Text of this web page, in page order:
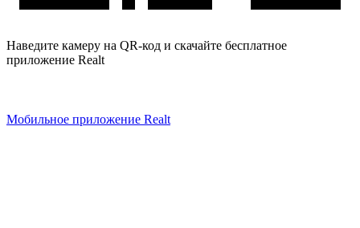
Наведите камеру на QR-код и скачайте бесплатное
приложение Realt
Мобильное приложение Realt